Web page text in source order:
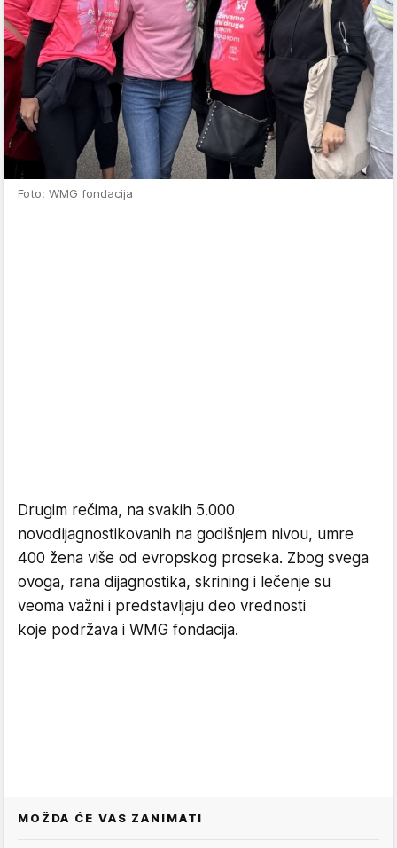
Foto: WMG fondacija
Drugim rečima, na svakih 5.000
novodijagnostikovanih na godišnjem nivou, umre
400 žena više od evropskog proseka. Zbog svega
ovoga, rana dijagnostika, skrining i lečenje su
veoma važni i predstavljaju deo vrednosti
koje podržava i WMG fondacija.
MOŽDA ĆE VAS ZANIMATI